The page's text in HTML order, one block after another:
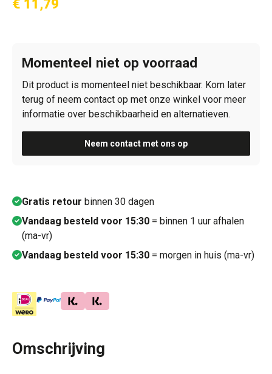
€ 11,79
Momenteel niet op voorraad
Dit product is momenteel niet beschikbaar. Kom later
terug of neem contact op met onze winkel voor meer
informatie over beschikbaarheid en alternatieven.
Neem contact met ons op
Gratis retour binnen 30 dagen
Vandaag besteld voor 15:30 = binnen 1 uur afhalen
(ma-vr)
Vandaag besteld voor 15:30 = morgen in huis (ma-vr)
Omschrijving